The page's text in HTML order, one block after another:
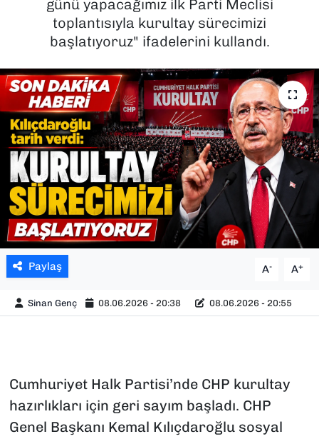
günü yapacağımız ilk Parti Meclisi
toplantısıyla kurultay sürecimizi
başlatıyoruz" ifadelerini kullandı.
Paylaş A- A+
Sinan Genç 08.06.2026 - 20:38 08.06.2026 - 20:55
Cumhuriyet Halk Partisi’nde CHP kurultay
hazırlıkları için geri sayım başladı. CHP
Genel Başkanı Kemal Kılıçdaroğlu sosyal
POLİTİKA
SAĞLIK
SPOR
TEKNOLOJİ
YAŞAM
YEREL YÖNETİMLER